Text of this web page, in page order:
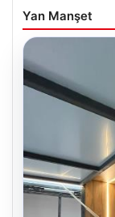
Yan Manşet